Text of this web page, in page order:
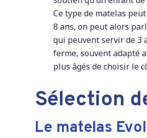
Ce type de matelas
8 ans, on peut alors
qui peuvent servir de 3
ferme, souvent adapté
plus âgés de choisir le
Sélection
Le matelas